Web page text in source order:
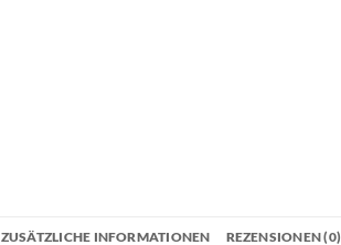
ZUSÄTZLICHE INFORMATIONEN REZENSIONEN (0)